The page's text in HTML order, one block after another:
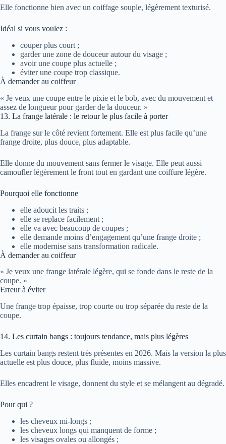
Elle fonctionne bien avec un coiffage souple, légèrement texturisé.
Idéal si vous voulez :
couper plus court ;
garder une zone de douceur autour du visage ;
avoir une coupe plus actuelle ;
éviter une coupe trop classique.
À demander au coiffeur
« Je veux une coupe entre le pixie et le bob, avec du mouvement et
assez de longueur pour garder de la douceur. »
13. La frange latérale : le retour le plus facile à porter
La frange sur le côté revient fortement. Elle est plus facile qu’une
frange droite, plus douce, plus adaptable.
Elle donne du mouvement sans fermer le visage. Elle peut aussi
camoufler légèrement le front tout en gardant une coiffure légère.
Pourquoi elle fonctionne
elle adoucit les traits ;
elle se replace facilement ;
elle va avec beaucoup de coupes ;
elle demande moins d’engagement qu’une frange droite ;
elle modernise sans transformation radicale.
À demander au coiffeur
« Je veux une frange latérale légère, qui se fonde dans le reste de la
coupe. »
Erreur à éviter
Une frange trop épaisse, trop courte ou trop séparée du reste de la
coupe.
14. Les curtain bangs : toujours tendance, mais plus légères
Les curtain bangs restent très présentes en 2026. Mais la version la plus
actuelle est plus douce, plus fluide, moins massive.
Elles encadrent le visage, donnent du style et se mélangent au dégradé.
Pour qui ?
les cheveux mi-longs ;
les cheveux longs qui manquent de forme ;
les visages ovales ou allongés ;